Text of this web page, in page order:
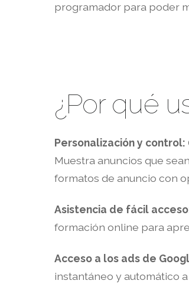
programador para poder
¿Por qué
Personalización y control:
Muestra anuncios que
formatos de anuncio con
Asistencia de fácil
formación online para
Acceso a los ads de
instantáneo y automático